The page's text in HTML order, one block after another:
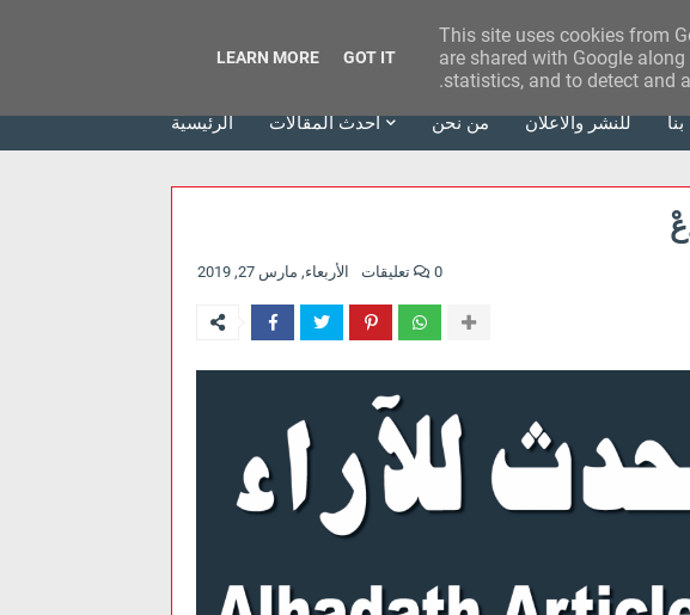
وكالة الحدث للآراء
الرئيسية أحدث المقالات من نحن للنشر والاعلان
الأربعاء, مارس 27, 2019 0 تعليقات
This site uses cookies from
are shared with Google
statistics, and to detect and
LEARN MORE GOT IT